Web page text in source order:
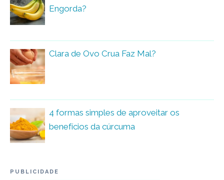
Engorda?
Clara de Ovo Crua Faz Mal?
4 formas simples de aproveitar os
benefícios da cúrcuma
PUBLICIDADE